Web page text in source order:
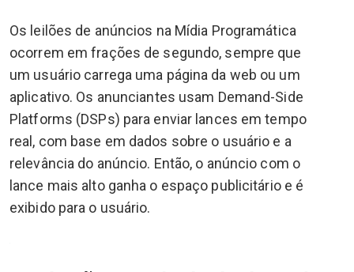
Os leilões de anúncios na Mídia Programática
ocorrem em frações de segundo, sempre que
um usuário carrega uma página da web ou um
aplicativo. Os anunciantes usam Demand-Side
Platforms (DSPs) para enviar lances em tempo
real, com base em dados sobre o usuário e a
relevância do anúncio. Então, o anúncio com o
lance mais alto ganha o espaço publicitário e é
exibido para o usuário.